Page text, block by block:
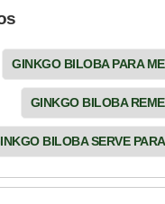
GINKGO BILOBA PARA
GINKGO BILOBA
BILOBA SERVE